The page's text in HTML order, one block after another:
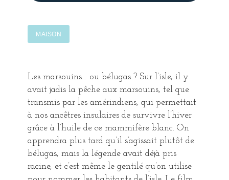
MAISON
Les marsouins… ou bélugas ? Sur l’isle, il y
avait jadis la pêche aux marsouins, tel que
transmis par les amérindiens, qui permettait
à nos ancêtres insulaires de survivre l’hiver
grâce à l’huile de ce mammifère blanc. On
apprendra plus tard qu’il s’agissait plutôt de
bélugas, mais la légende avait déjà pris
racine, et c’est même le gentilé qu’on utilise